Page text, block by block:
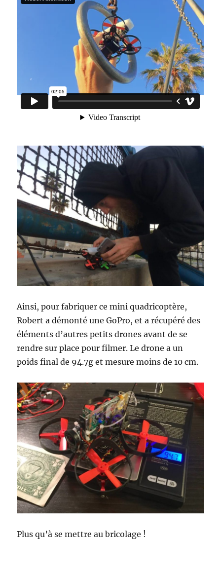
Ainsi, pour fabriquer ce mini quadricoptère,
Robert a démonté une GoPro, et a récupéré des
éléments d’autres petits drones avant de se
rendre sur place pour filmer. Le drone a un
poids final de 94.7g et mesure moins de 10 cm.
Plus qu’à se mettre au bricolage !